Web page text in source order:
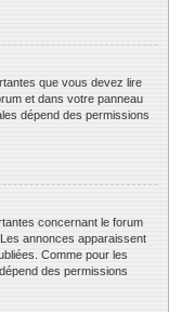
que vous devez lire
et dans votre panneau
dépend des permissions
concernant le forum
annonces apparaissent
Comme pour les
des permissions